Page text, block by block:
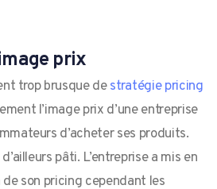
prix
trop brusque destratégie pricing
l’image prix d’une entreprise
d’acheter ses produits.
pâti. L’entreprise a mis en
son pricing cependant les